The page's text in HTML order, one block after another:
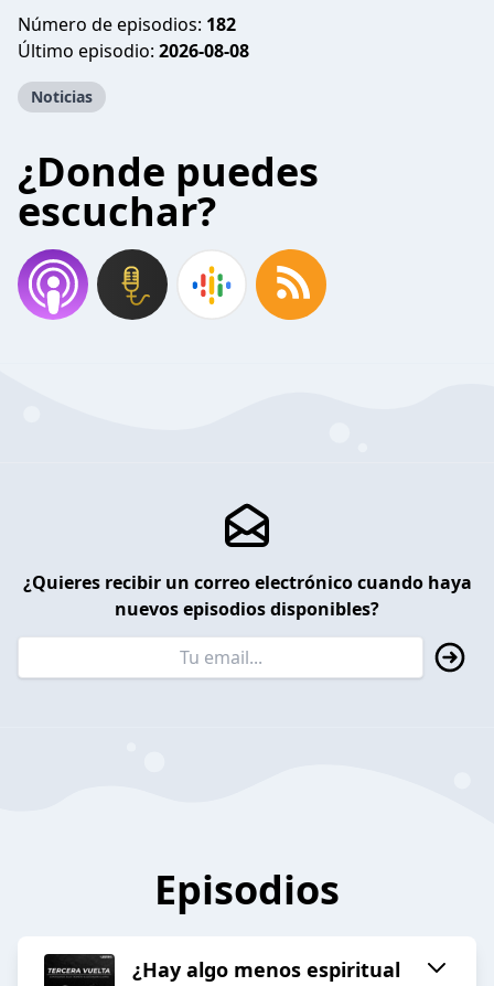
Número de episodios: 182
Último episodio: 2026-08-08
Noticias
¿Donde puedes
escuchar?
¿Quieres recibir un correo electrónico cuando haya
nuevos episodios disponibles?
Episodios
¿Hay algo menos espiritual